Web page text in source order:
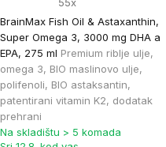
BrainMax Fish Oil & Astaxanthin,
Super Omega 3, 3000 mg DHA a
EPA, 275 ml Premium riblje ulje,
omega 3, BIO maslinovo ulje,
polifenoli, BIO astaksantin,
patentirani vitamin K2, dodatak
prehrani
Na skladištu > 5 komada